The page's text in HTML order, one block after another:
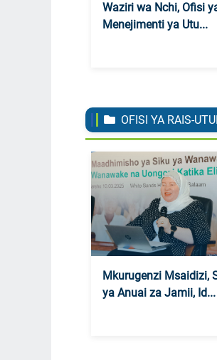
Waziri wa Nchi, Ofisi
Menejimenti ya Utu...
OFISI YA RAIS-
Mkurugenzi Msaidizi,
ya Anuai za Jamii, Id...